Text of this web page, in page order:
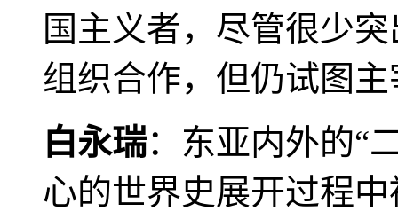
国主义者，尽管很少
组织合作，但仍试图
白永瑞：东亚内外的“
心的世界史展开过程